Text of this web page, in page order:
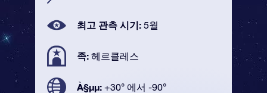
최고 관측 시기: 5월
족: 헤르클레스
À§µµ: +30° 에서 -90°